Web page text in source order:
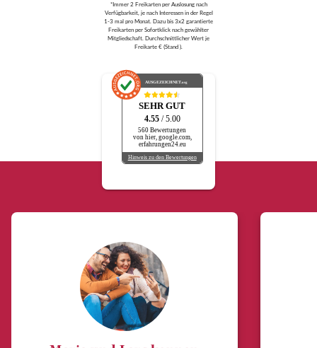
*Immer 2 Freikarten per Auslosung nach
Verfügbarkeit, je nach Interessen in der Regel
1-3 mal pro Monat. Dazu bis 3x2 garantierte
Freikarten per Sofortklick nach gewählter
Mitgliedschaft. Durchschnittlicher Wert je
Freikarte € (Stand ).
AUSGEZEICHNET.org
SEHR GUT
4.55 / 5.00
560 Bewertungen
von hier, google.com,
erfahrungen24.eu
Hinweis zu den Bewertungen